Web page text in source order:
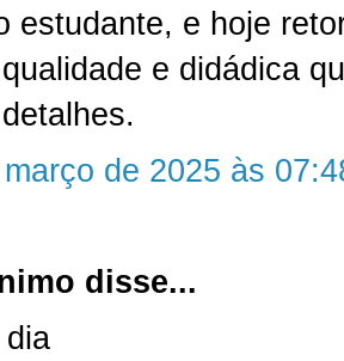
estudante, e hoje
e didádica
de 2025 às
disse...
dia